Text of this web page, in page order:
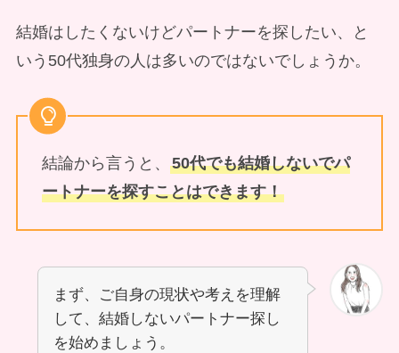
結婚はしたくないけどパートナーを探したい、と
いう50代独身の人は多いのではないでしょうか。
結論から言うと、 50代でも結婚しないでパ
ートナーを探すことはできます！
まず、ご自身の現状や考えを理解
して、結婚しないパートナー探し
を始めましょう。